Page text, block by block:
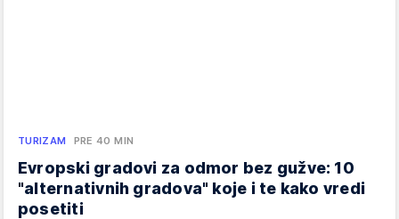
TURIZAM PRE 40 MIN
Evropski gradovi za odmor bez gužve: 10
"alternativnih gradova" koje i te kako vredi
posetiti